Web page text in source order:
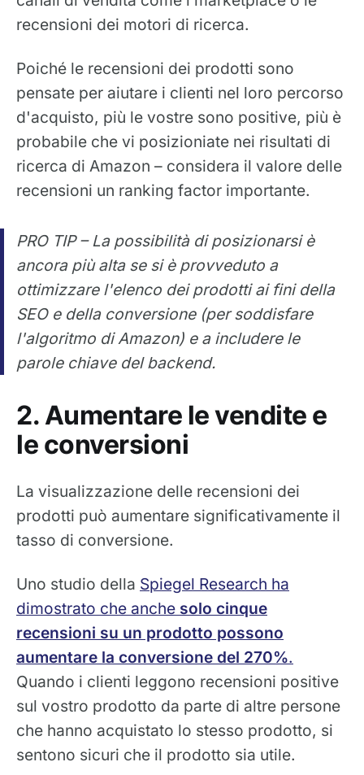
recensioni dei motori di ricerca.
Poiché le recensioni dei prodotti sono
pensate per aiutare i clienti nel loro percorso
d'acquisto, più le vostre sono positive, più è
probabile che vi posizioniate nei risultati di
ricerca di Amazon – considera il valore delle
recensioni un ranking factor importante.
PRO TIP – La possibilità di posizionarsi è
ancora più alta se si è provveduto a
ottimizzare l'elenco dei prodotti ai fini della
SEO e della conversione (per soddisfare
l'algoritmo di Amazon) e a includere le
parole chiave del backend.
2. Aumentare le vendite e
le conversioni
La visualizzazione delle recensioni dei
prodotti può aumentare significativamente il
tasso di conversione.
Uno studio della Spiegel Research ha
dimostrato che anche solo cinque
recensioni su un prodotto possono
aumentare la conversione del 270%.
Quando i clienti leggono recensioni positive
sul vostro prodotto da parte di altre persone
che hanno acquistato lo stesso prodotto, si
sentono sicuri che il prodotto sia utile.